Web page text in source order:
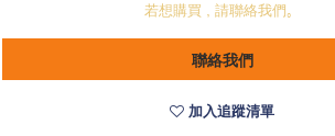
若想購買，請聯絡我們。
聯絡我們
加入追蹤清單